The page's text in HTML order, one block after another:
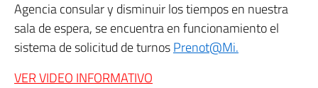
Agencia consular y disminuir los tiempos en nuestra
sala de espera, se encuentra en funcionamiento el
sistema de solicitud de turnosPrenot@Mi.
VER VIDEO INFORMATIVO